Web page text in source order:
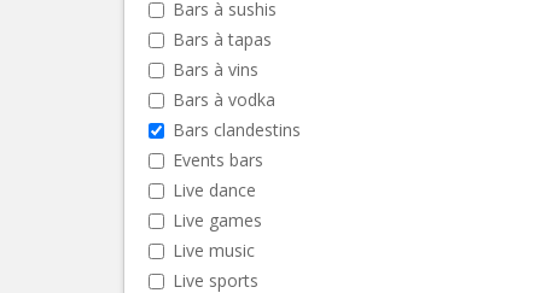
Bars à sushis
Bars à tapas
Bars à vins
Bars à vodka
Bars clandestins
Events bars
Live dance
Live games
Live music
Live sports